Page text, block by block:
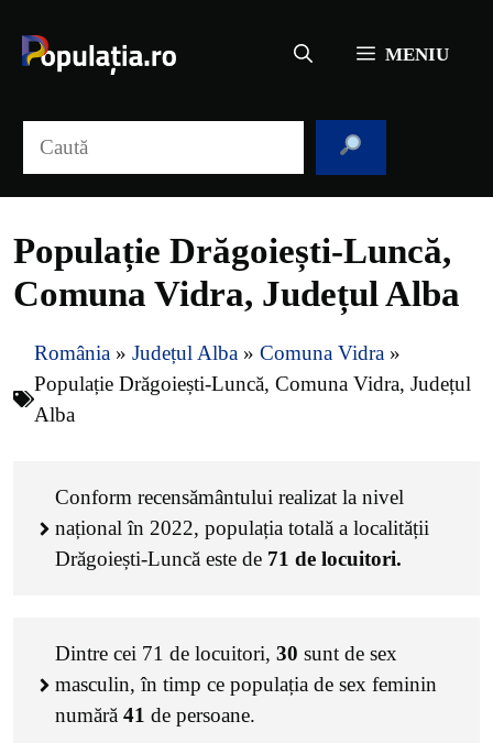
conținut
MENIU
Populație Drăgoiești-Luncă,
Comuna Vidra, Județul Alba
România » Județul Alba » Comuna Vidra »
Populație Drăgoiești-Luncă, Comuna Vidra, Județul
Alba
Conform recensământului realizat la nivel
național în 2022, populația totală a localității
Drăgoiești-Luncă este de 71 de locuitori.
Dintre cei 71 de locuitori, 30 sunt de sex
masculin, în timp ce populația de sex feminin
numără 41 de persoane.